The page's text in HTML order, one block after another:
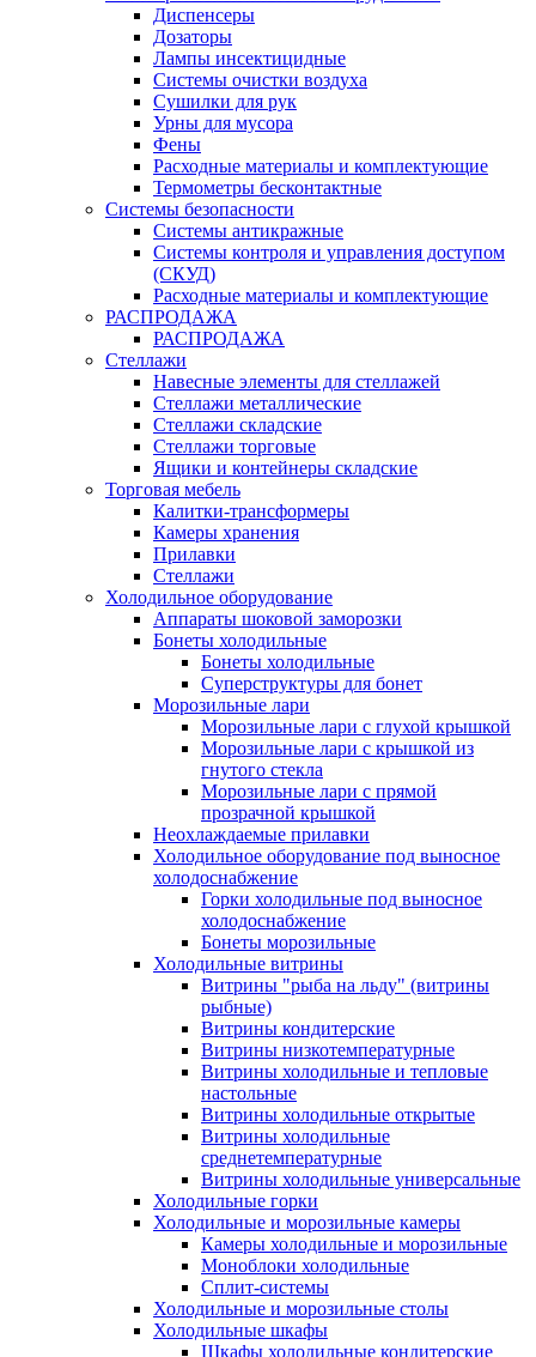
Диспенсеры
Дозаторы
Лампы инсектицидные
Системы очистки воздуха
Сушилки для рук
Урны для мусора
Фены
Расходные материалы и комплектующие
Термометры бесконтактные
Системы безопасности
Системы антикражные
Системы контроля и управления доступом
(СКУД)
Расходные материалы и комплектующие
РАСПРОДАЖА
РАСПРОДАЖА
Стеллажи
Навесные элементы для стеллажей
Стеллажи металлические
Стеллажи складские
Стеллажи торговые
Ящики и контейнеры складские
Торговая мебель
Калитки-трансформеры
Камеры хранения
Прилавки
Стеллажи
Холодильное оборудование
Аппараты шоковой заморозки
Бонеты холодильные
Бонеты холодильные
Суперструктуры для бонет
Морозильные лари
Морозильные лари с глухой крышкой
Морозильные лари с крышкой из
гнутого стекла
Морозильные лари с прямой
прозрачной крышкой
Неохлаждаемые прилавки
Холодильное оборудование под выносное
холодоснабжение
Горки холодильные под выносное
холодоснабжение
Бонеты морозильные
Холодильные витрины
Витрины "рыба на льду" (витрины
рыбные)
Витрины кондитерские
Витрины низкотемпературные
Витрины холодильные и тепловые
настольные
Витрины холодильные открытые
Витрины холодильные
среднетемпературные
Витрины холодильные универсальные
Холодильные горки
Холодильные и морозильные камеры
Камеры холодильные и морозильные
Моноблоки холодильные
Сплит-системы
Холодильные и морозильные столы
Холодильные шкафы
Шкафы холодильные кондитерские